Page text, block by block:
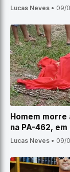
Lucas Neves • 09/
Homem
na PA-462,
Lucas Neves • 09/